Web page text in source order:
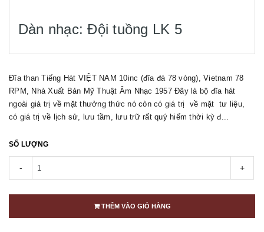
Dàn nhạc: Đội tuồng LK 5
Đĩa than Tiếng Hát VIỆT NAM 10inc (đĩa đá 78 vòng), Vietnam 78
RPM, Nhà Xuất Bản Mỹ Thuật Âm Nhạc 1957 Đây là bộ đĩa hát
ngoài giá trị về mặt thưởng thức nó còn có giá trị về mặt tư liệu,
có giá trị về lịch sử, lưu tầm, lưu trữ rất quý hiếm thời kỳ đ...
SỐ LƯỢNG
- +
THÊM VÀO GIỎ HÀNG